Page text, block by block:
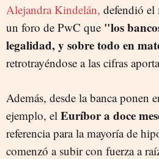
Alejandra Kindelán, defendió el
un foro de PwC que "los
legalidad, y sobre todo en
retrotrayéndose a las cifras
Además, desde la banca ponen
ejemplo, el Euríbor a doce
referencia para la mayoría de
comenzó a subir con fuerza a